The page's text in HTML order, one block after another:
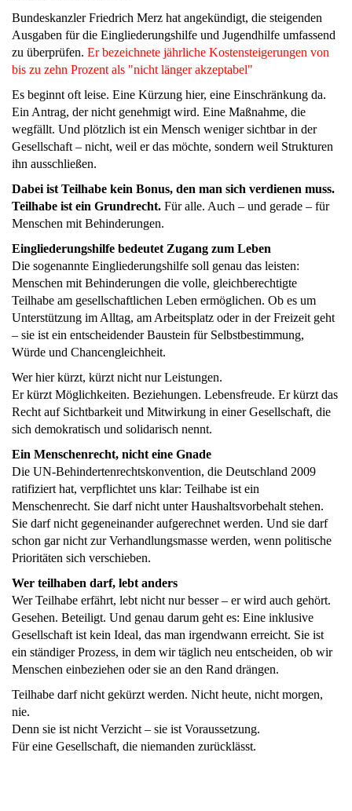
Bundeskanzler Friedrich Merz hat angekündigt, die steigenden
Ausgaben für die Eingliederungshilfe und Jugendhilfe umfassend
zu überprüfen. Er bezeichnete jährliche Kostensteigerungen von
bis zu zehn Prozent als "nicht länger akzeptabel"
Es beginnt oft leise. Eine Kürzung hier, eine Einschränkung da.
Ein Antrag, der nicht genehmigt wird. Eine Maßnahme, die
wegfällt. Und plötzlich ist ein Mensch weniger sichtbar in der
Gesellschaft – nicht, weil er das möchte, sondern weil Strukturen
ihn ausschließen.
Dabei ist Teilhabe kein Bonus, den man sich verdienen muss.
Teilhabe ist ein Grundrecht. Für alle. Auch – und gerade – für
Menschen mit Behinderungen.
Eingliederungshilfe bedeutet Zugang zum Leben
Die sogenannte Eingliederungshilfe soll genau das leisten:
Menschen mit Behinderungen die volle, gleichberechtigte
Teilhabe am gesellschaftlichen Leben ermöglichen. Ob es um
Unterstützung im Alltag, am Arbeitsplatz oder in der Freizeit geht
– sie ist ein entscheidender Baustein für Selbstbestimmung,
Würde und Chancengleichheit.
Wer hier kürzt, kürzt nicht nur Leistungen.
Er kürzt Möglichkeiten. Beziehungen. Lebensfreude. Er kürzt das
Recht auf Sichtbarkeit und Mitwirkung in einer Gesellschaft, die
sich demokratisch und solidarisch nennt.
Ein Menschenrecht, nicht eine Gnade
Die UN-Behindertenrechtskonvention, die Deutschland 2009
ratifiziert hat, verpflichtet uns klar: Teilhabe ist ein
Menschenrecht. Sie darf nicht unter Haushaltsvorbehalt stehen.
Sie darf nicht gegeneinander aufgerechnet werden. Und sie darf
schon gar nicht zur Verhandlungsmasse werden, wenn politische
Prioritäten sich verschieben.
Wer teilhaben darf, lebt anders
Wer Teilhabe erfährt, lebt nicht nur besser – er wird auch gehört.
Gesehen. Beteiligt. Und genau darum geht es: Eine inklusive
Gesellschaft ist kein Ideal, das man irgendwann erreicht. Sie ist
ein ständiger Prozess, in dem wir täglich neu entscheiden, ob wir
Menschen einbeziehen oder sie an den Rand drängen.
Teilhabe darf nicht gekürzt werden. Nicht heute, nicht morgen,
nie.
Denn sie ist nicht Verzicht – sie ist Voraussetzung.
Für eine Gesellschaft, die niemanden zurücklässt.